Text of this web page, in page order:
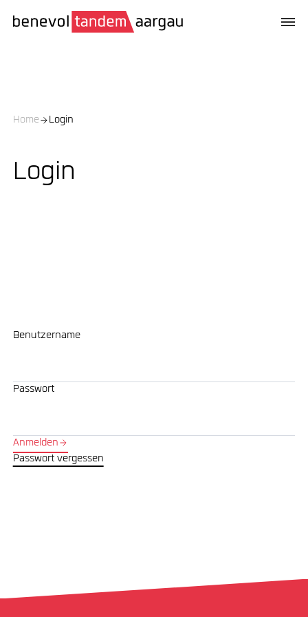
Home Login
Login
Benutzername
Passwort
Anmelden
Passwort vergessen